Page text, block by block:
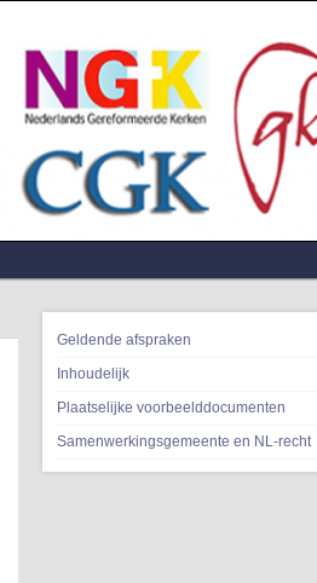
Geldende afspraken
Inhoudelijk
Plaatselijke voorbeelddocumenten
Samenwerkingsgemeente en NL-recht